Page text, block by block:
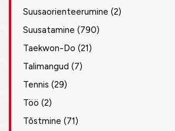
Suusaorienteerumine (2)
Suusatamine (790)
Taekwon-Do (21)
Talimangud (7)
Tennis (29)
Töö (2)
Tõstmine (71)